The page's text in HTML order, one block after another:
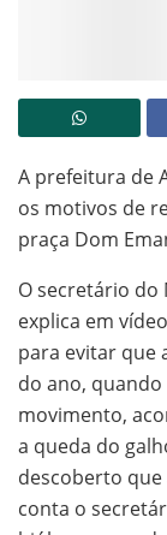
A prefeitura de
os motivos de
praça Dom
O secretário do
explica em
para evitar que
do ano,
movimento,
a queda do
descoberto
conta o